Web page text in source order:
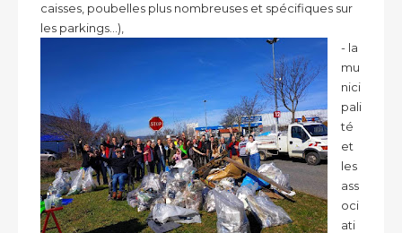
caisses, poubelles plus nombreuses et spécifiques sur
les parkings...),
- la
mu
nici
pali
té
et
les
ass
oci
ati